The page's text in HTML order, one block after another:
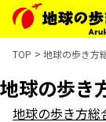
TOP 地球の歩き方
地球の歩き
地球の歩き方総